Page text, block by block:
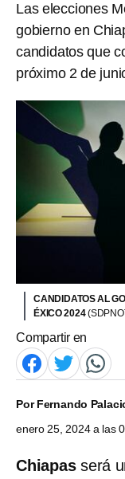
Las elecciones
gobierno en
candidatos que
próximo 2 de
CANDIDATOS AL
ÉXICO 2024
Compartir en
PorFernando
enero 25, 2024 a las
Chiapas será